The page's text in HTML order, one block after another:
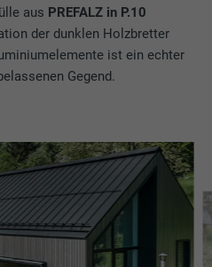
aus PREFALZ in P.10
der dunklen Holzbretter
ist ein echter
Gegend.